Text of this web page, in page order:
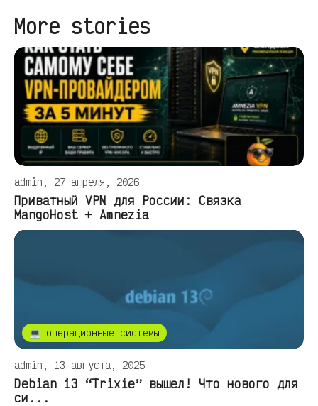
More stories
admin, 27 апреля, 2026
Приватный VPN для России: Связка
MangoHost + Amnezia
💻 операционные системы
admin, 13 августа, 2025
Debian 13 “Trixie” вышел! Что нового для
си...